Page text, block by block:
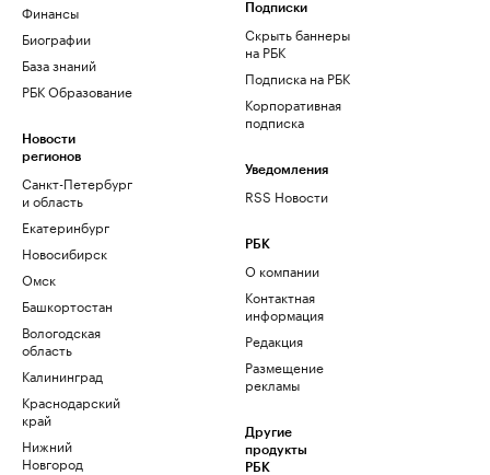
Финансы
Биографии
База знаний
РБК Образование
Новости
регионов
Санкт-Петербург
и область
Екатеринбург
Новосибирск
Омск
Башкортостан
Вологодская
область
Калининград
Краснодарский
край
Нижний
Новгород
Подписки
Скрыть баннеры
на РБК
Подписка на РБК
Корпоративная
подписка
Уведомления
RSS Новости
РБК
О компании
Контактная
информация
Редакция
Размещение
рекламы
Другие
продукты
РБК